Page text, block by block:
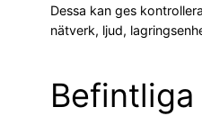
Dessa kan ges
nätverk, ljud,
Befintliga